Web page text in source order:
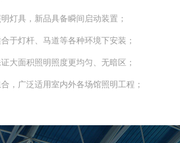
灯具，新品具备瞬间启动装置；
于灯杆、马道等各种环境下安装；
大面积照明照度更均匀、无暗区；
，广泛适用室内外各场馆照明工程；